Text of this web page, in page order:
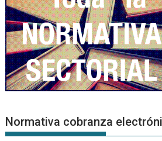
Normativa cobranza